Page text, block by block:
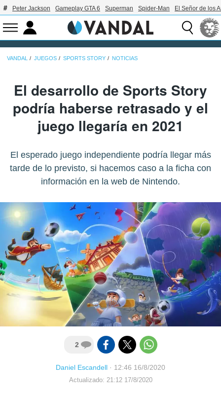
Peter Jackson Gameplay GTA 6 Superman Spider-Man El Señor de los
VANDAL JUEGOS SPORTS STORY NOTICIAS
El desarrollo de Sports Story
podría haberse retrasado y el
juego llegaría en 2021
El esperado juego independiente podría llegar más
tarde de lo previsto, si hacemos caso a la ficha con
información en la web de Nintendo.
2
Daniel Escandell · 12:46 16/8/2020
Actualizado: 21:12 17/8/2020